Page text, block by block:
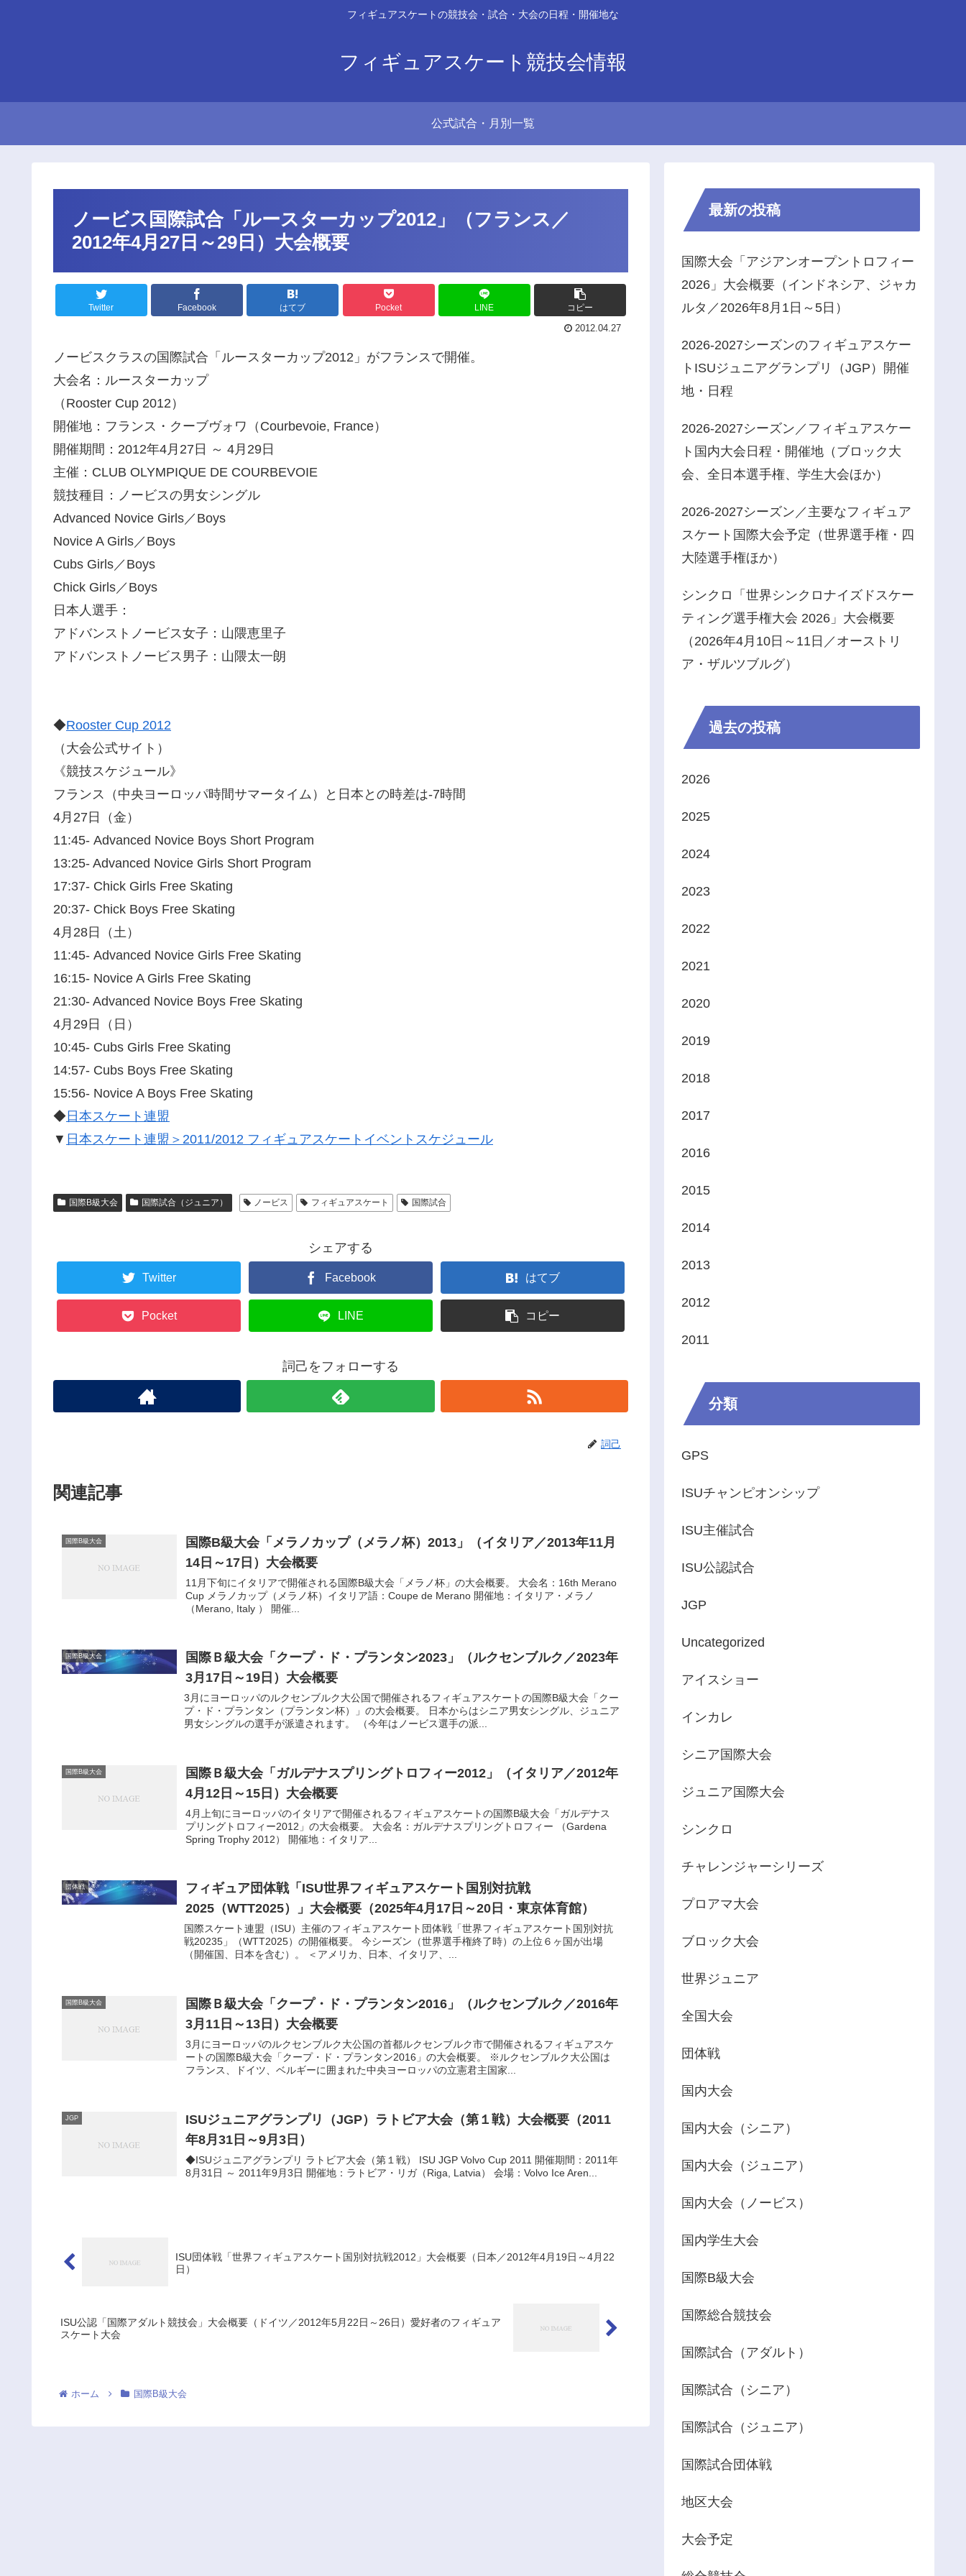
フィギュアスケートの競技会・試合・大会の日程・開催地な
フィギュアスケート競技会情報
公式試合・月別一覧
ノービス国際試合「ルースターカップ2012」（フランス／
2012年4月27日～29日）大会概要
Twitter Facebook はてブ Pocket LINE コピー
2012.04.27
ノービスクラスの国際試合「ルースターカップ2012」がフランスで開催。
大会名：ルースターカップ
（Rooster Cup 2012）
開催地：フランス・クーブヴォワ（Courbevoie, France）
開催期間：2012年4月27日 ～ 4月29日
主催：CLUB OLYMPIQUE DE COURBEVOIE
競技種目：ノービスの男女シングル
Advanced Novice Girls／Boys
Novice A Girls／Boys
Cubs Girls／Boys
Chick Girls／Boys
日本人選手：
アドバンストノービス女子：山隈恵里子
アドバンストノービス男子：山隈太一朗
◆Rooster Cup 2012
（大会公式サイト）
《競技スケジュール》
フランス（中央ヨーロッパ時間サマータイム）と日本との時差は-7時間
4月27日（金）
11:45- Advanced Novice Boys Short Program
13:25- Advanced Novice Girls Short Program
17:37- Chick Girls Free Skating
20:37- Chick Boys Free Skating
4月28日（土）
11:45- Advanced Novice Girls Free Skating
16:15- Novice A Girls Free Skating
21:30- Advanced Novice Boys Free Skating
4月29日（日）
10:45- Cubs Girls Free Skating
14:57- Cubs Boys Free Skating
15:56- Novice A Boys Free Skating
◆ 日本スケート連盟
▼ 日本スケート連盟＞2011/2012 フィギュアスケートイベントスケジュール
国際B級大会 国際試合（ジュニア） ノービス フィギュアスケート 国際試合
シェアする
Twitter Facebook はてブ
Pocket LINE コピー
詞己をフォローする
詞己
関連記事
国際B級大会
国際B級大会「メラノカップ（メラノ杯）2013」（イタリア／2013年11月
14日～17日）大会概要
11月下旬にイタリアで開催される国際B級大会「メラノ杯」の大会概要。 大会名：16th Merano
Cup メラノカップ（メラノ杯）イタリア語：Coupe de Merano 開催地：イタリア・メラノ
（Merano, Italy ） 開催...
国際B級大会
国際Ｂ級大会「クープ・ド・プランタン2023」（ルクセンブルク／2023年
3月17日～19日）大会概要
3月にヨーロッパのルクセンブルク大公国で開催されるフィギュアスケートの国際B級大会「クー
プ・ド・プランタン（プランタン杯）」の大会概要。 日本からはシニア男女シングル、ジュニア
男女シングルの選手が派遣されます。 （今年はノービス選手の派...
国際B級大会
国際Ｂ級大会「ガルデナスプリングトロフィー2012」（イタリア／2012年
4月12日～15日）大会概要
4月上旬にヨーロッパのイタリアで開催されるフィギュアスケートの国際B級大会「ガルデナス
プリングトロフィー2012」の大会概要。 大会名：ガルデナスプリングトロフィー （Gardena
Spring Trophy 2012） 開催地：イタリア...
団体戦
フィギュア団体戦「ISU世界フィギュアスケート国別対抗戦
2025（WTT2025）」大会概要（2025年4月17日～20日・東京体育館）
国際スケート連盟（ISU）主催のフィギュアスケート団体戦「世界フィギュアスケート国別対抗
戦20235」（WTT2025）の開催概要。 今シーズン（世界選手権終了時）の上位６ヶ国が出場
（開催国、日本を含む）。 ＜アメリカ、日本、イタリア、...
国際B級大会
国際Ｂ級大会「クープ・ド・プランタン2016」（ルクセンブルク／2016年
3月11日～13日）大会概要
3月にヨーロッパのルクセンブルク大公国の首都ルクセンブルク市で開催されるフィギュアスケ
ートの国際B級大会「クープ・ド・プランタン2016」の大会概要。 ※ルクセンブルク大公国は
フランス、ドイツ、ベルギーに囲まれた中央ヨーロッパの立憲君主国家...
JGP
ISUジュニアグランプリ（JGP）ラトビア大会（第１戦）大会概要（2011
年8月31日～9月3日）
◆ISUジュニアグランプリ ラトビア大会（第１戦） ISU JGP Volvo Cup 2011 開催期間：2011年
8月31日 ～ 2011年9月3日 開催地：ラトビア・リガ（Riga, Latvia） 会場：Volvo Ice Aren...
ISU団体戦「世界フィギュアスケート国別対抗戦2012」大会概要（日本／2012年4月19日～4月22
日）
ISU公認「国際アダルト競技会」大会概要（ドイツ／2012年5月22日～26日）愛好者のフィギュア
スケート大会
ホーム 国際B級大会
最新の投稿
国際大会「アジアンオープントロフィー
2026」大会概要（インドネシア、ジャカ
ルタ／2026年8月1日～5日）
2026-2027シーズンのフィギュアスケー
トISUジュニアグランプリ（JGP）開催
地・日程
2026-2027シーズン／フィギュアスケー
ト国内大会日程・開催地（ブロック大
会、全日本選手権、学生大会ほか）
2026-2027シーズン／主要なフィギュア
スケート国際大会予定（世界選手権・四
大陸選手権ほか）
シンクロ「世界シンクロナイズドスケー
ティング選手権大会 2026」大会概要
（2026年4月10日～11日／オーストリ
ア・ザルツブルグ）
過去の投稿
2026
2025
2024
2023
2022
2021
2020
2019
2018
2017
2016
2015
2014
2013
2012
2011
分類
GPS
ISUチャンピオンシップ
ISU主催試合
ISU公認試合
JGP
Uncategorized
アイスショー
インカレ
シニア国際大会
ジュニア国際大会
シンクロ
チャレンジャーシリーズ
プロアマ大会
ブロック大会
世界ジュニア
全国大会
団体戦
国内大会
国内大会（シニア）
国内大会（ジュニア）
国内大会（ノービス）
国内学生大会
国際B級大会
国際総合競技会
国際試合（アダルト）
国際試合（シニア）
国際試合（ジュニア）
国際試合団体戦
地区大会
大会予定